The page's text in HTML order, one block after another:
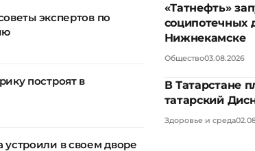
экспертов по
построят в
в своем дворе
«Татнефть»
соципотечных
Нижнекамске
Общество03.08.2026
В Татарстане
татарский
Здоровье и среда